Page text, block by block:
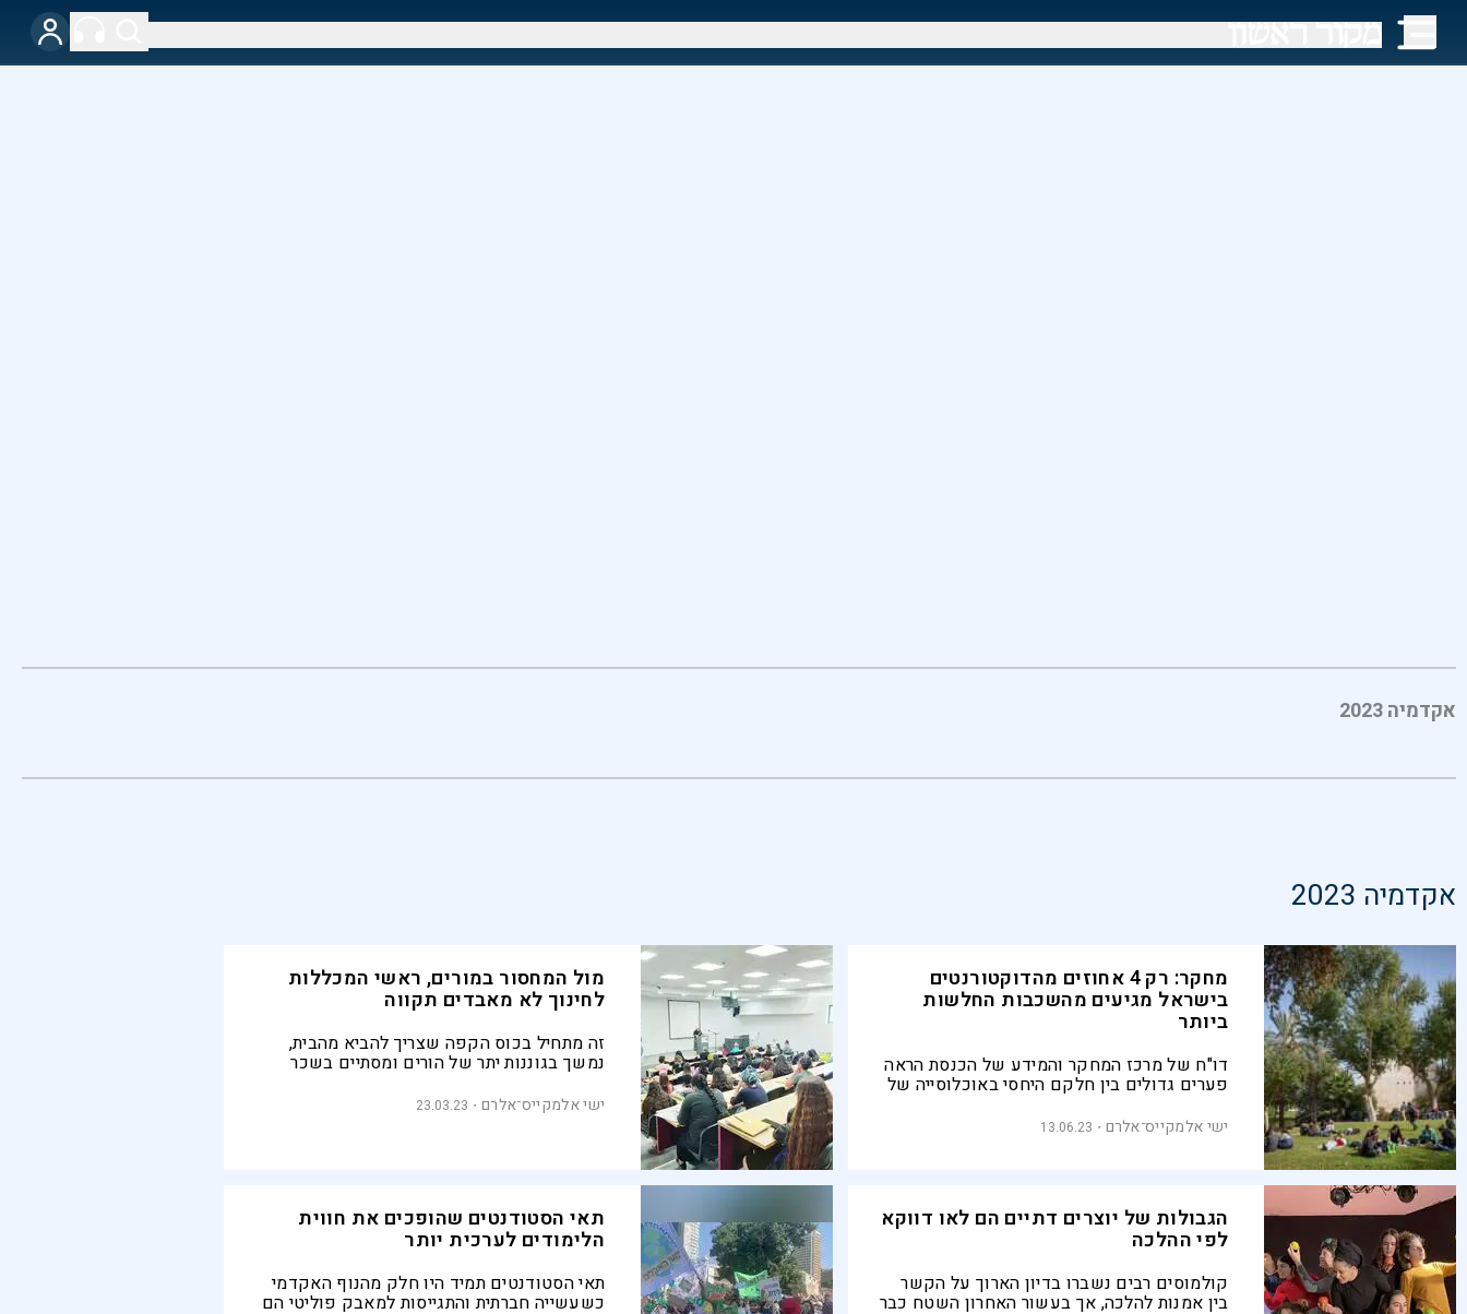
אקדמיה 2023
אקדמיה 2023
מחקר: רק 4 אחוזים מהדוקטורנטים
בישראל מגיעים מהשכבות החלשות
ביותר
דו"ח של מרכז המחקר והמידע של הכנסת הראה
פערים גדולים בין חלקם היחסי באוכלוסייה של
במוסדות האקדמיים
ישי אלמקייס־אלרם 13.06.23
מול המחסור במורים, ראשי המכללות
לחינוך לא מאבדים תקווה
זה מתחיל בכוס הקפה שצריך להביא מהבית,
נמשך בגוננות יתר של הורים ומסתיים בשכר
מתמודדים היום, יותר מתמיד, עם אתגרים קשים,
אבל השליחות במקצוע ההוראה עדיין מושכת
ישי אלמקייס־אלרם 23.03.23
הגבולות של יוצרים דתיים הם לאו דווקא
לפי ההלכה
קולמוסים רבים נשברו בדיון הארוך על הקשר
בין אמנות להלכה, אך בעשור האחרון השטח כבר
תאי הסטודנטים שהופכים את חווית
הלימודים לערכית יותר
תאי הסטודנטים תמיד היו חלק מהנוף האקדמי
כשעשייה חברתית והתגייסות למאבק פוליטי הם